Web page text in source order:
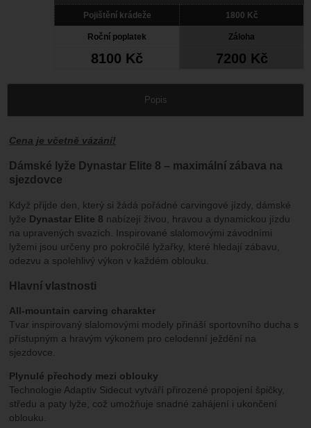
Pojištění krádeže 1800 Kč
Roční poplatek Záloha
8100 Kč 7200 Kč
Popis
Cena je včetně vázání!
Dámské lyže Dynastar Elite 8 – maximální zábava na
sjezdovce
Když přijde den, který si žádá pořádné carvingové jízdy, dámské
lyže Dynastar Elite 8 nabízejí živou, hravou a dynamickou jízdu
na upravených svazích. Inspirované slalomovými závodními
lyžemi jsou určeny pro pokročilé lyžařky, které hledají zábavu,
odezvu a spolehlivý výkon v každém oblouku.
Hlavní vlastnosti
All-mountain carving charakter
Tvar inspirovaný slalomovými modely přináší sportovního ducha s
přístupným a hravým výkonem pro celodenní ježdění na
sjezdovce.
Plynulé přechody mezi oblouky
Technologie Adaptiv Sidecut vytváří přirozené propojení špičky,
středu a paty lyže, což umožňuje snadné zahájení i ukončení
oblouku.